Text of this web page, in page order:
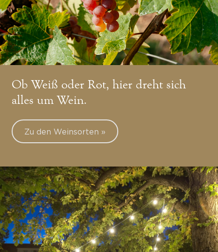
Ob Weiß oder Rot, hier dreht sich
alles um Wein.
Zu den Weinsorten »